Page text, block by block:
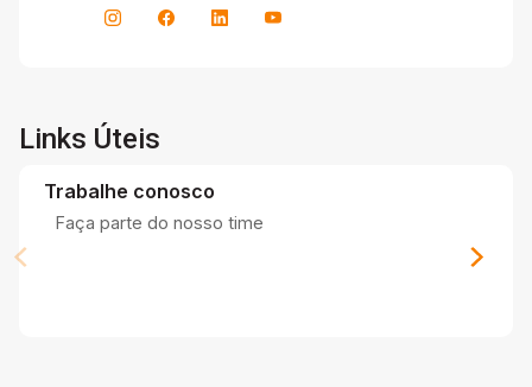
Links Úteis
Trabalhe conosco
Faça parte do nosso time